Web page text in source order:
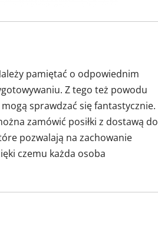
pamiętać o odpowiednim
Z tego też powodu
sprawdzać się fantastycznie.
zamówić posiłki z dostawą do
pozwalają na zachowanie
czemu każda osoba